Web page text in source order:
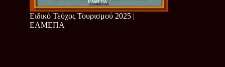
Ειδικό Τεύχος Τουρισμού 2025 |
ΕΛΜΕΠΑ